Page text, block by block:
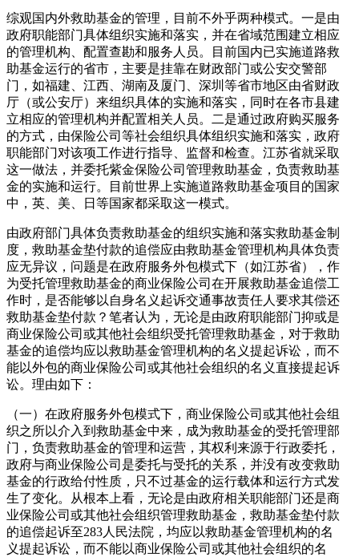
综观国内外救助基金的管理，目前不外乎两种模式。一是由
政府职能部门具体组织实施和落实，并在省域范围建立相应
的管理机构、配置查勘和服务人员。目前国内已实施道路救
助基金运行的省市，主要是挂靠在财政部门或公安交警部
门，如福建、江西、湖南及厦门、深圳等省市地区由省财政
厅（或公安厅）来组织具体的实施和落实，同时在各市县建
立相应的管理机构并配置相关人员。二是通过政府购买服务
的方式，由保险公司等社会组织具体组织实施和落实，政府
职能部门对该项工作进行指导、监督和检查。江苏省就采取
这一做法，并委托紫金保险公司管理救助基金，负责救助基
金的实施和运行。目前世界上实施道路救助基金项目的国家
中，英、美、日等国家都采取这一模式。
由政府部门具体负责救助基金的组织实施和落实救助基金制
度，救助基金垫付款的追偿应由救助基金管理机构具体负责
应无异议，问题是在政府服务外包模式下（如江苏省），作
为受托管理救助基金的商业保险公司在开展救助基金追偿工
作时，是否能够以自身名义起诉交通事故责任人要求其偿还
救助基金垫付款？笔者认为，无论是由政府职能部门抑或是
商业保险公司或其他社会组织受托管理救助基金，对于救助
基金的追偿均应以救助基金管理机构的名义提起诉讼，而不
能以外包的商业保险公司或其他社会组织的名义直接提起诉
讼。理由如下：
（一）在政府服务外包模式下，商业保险公司或其他社会组
织之所以介入到救助基金中来，成为救助基金的受托管理部
门，负责救助基金的管理和运营，其权利来源于行政委托，
政府与商业保险公司是委托与受托的关系，并没有改变救助
基金的行政给付性质，只不过基金的运行载体和运行方式发
生了变化。从根本上看，无论是由政府相关职能部门还是商
业保险公司或其他社会组织管理救助基金，救助基金垫付款
的追偿起诉至283人民法院，均应以救助基金管理机构的名
义提起诉讼，而不能以商业保险公司或其他社会组织的名